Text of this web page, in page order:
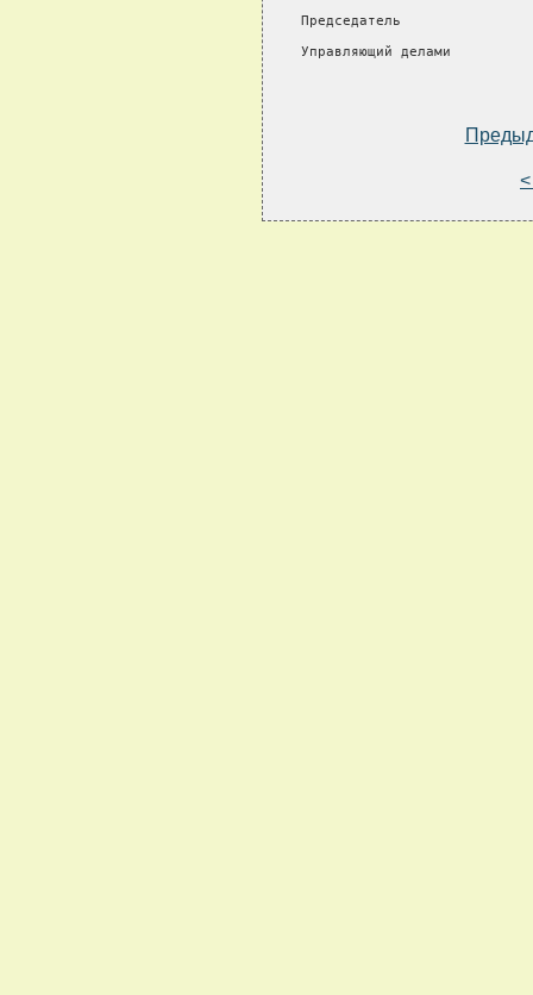
Председатель
Управляющий делами